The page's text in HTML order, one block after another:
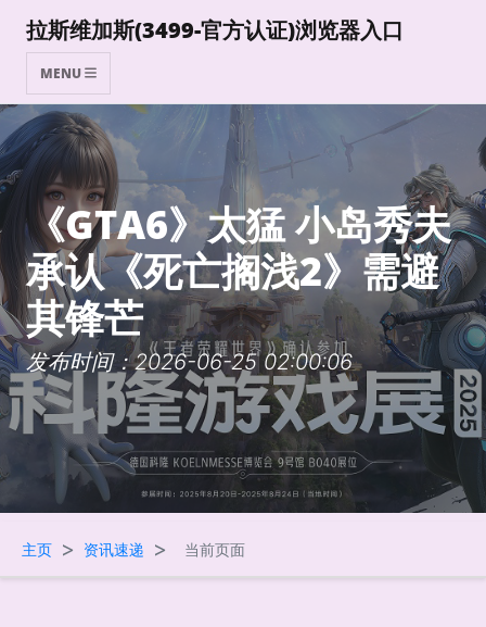
拉斯维加斯(3499-官方认证)浏览器入口
MENU
《GTA6》太猛 小岛秀夫
承认《死亡搁浅2》需避
其锋芒
发布时间：2026-06-25 02:00:06
主页 > 资讯速递 > 当前页面